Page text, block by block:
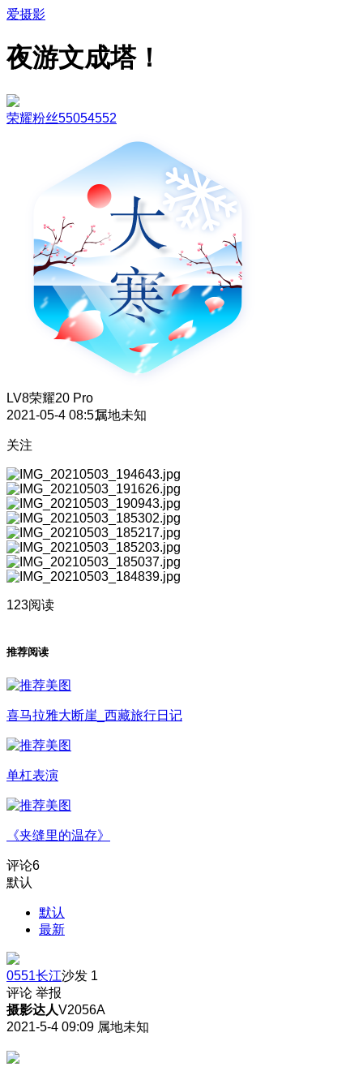
爱摄影
夜游文成塔！
荣耀粉丝55054552
LV8荣耀20 Pro
2021-05-4 08:51属地未知
关注
123阅读
推荐阅读
喜马拉雅大断崖_西藏旅行日记
单杠表演
《夹缝里的温存》
评论6
默认
默认
最新
0551长江沙发 1
评论 举报
摄影达人V2056A
2021-5-4 09:09 属地未知